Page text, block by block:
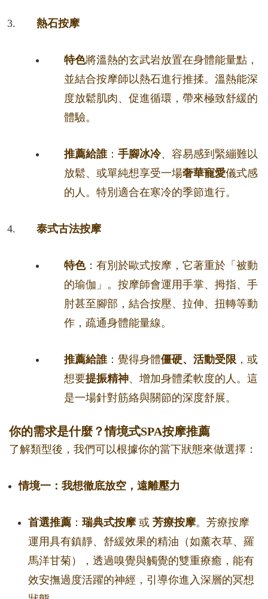
熱石按摩
特色將溫熱的玄武岩放置在身體能量點，
並結合按摩師以熱石進行推揉。溫熱能深
度放鬆肌肉、促進循環，帶來極致舒緩的
體驗。
推薦給誰： 手腳冰冷、容易感到緊繃難以
放鬆、或單純想享受一場奢華寵愛儀式感
的人。特別適合在寒冷的季節進行。
泰式古法按摩
特色：有別於歐式按摩，它著重於「被動
的瑜伽」。按摩師會運用手掌、拇指、手
肘甚至腳部，結合按壓、拉伸、扭轉等動
作，疏通身體能量線。
推薦給誰：覺得身體僵硬、活動受限 ，或
想要提振精神、增加身體柔軟度的人。這
是一場針對筋絡與關節的深度舒展。
你的需求是什麼？情境式SPA按摩推薦
了解類型後，我們可以根據你的當下狀態來做選擇：
情境一：我想徹底放空，遠離壓力
首選推薦 ： 瑞典式按摩或 芳療按摩。芳療按摩
運用具有鎮靜、舒緩效果的精油（如薰衣草、羅
馬洋甘菊），透過嗅覺與觸覺的雙重療癒，能有
效安撫過度活躍的神經，引導你進入深層的冥想